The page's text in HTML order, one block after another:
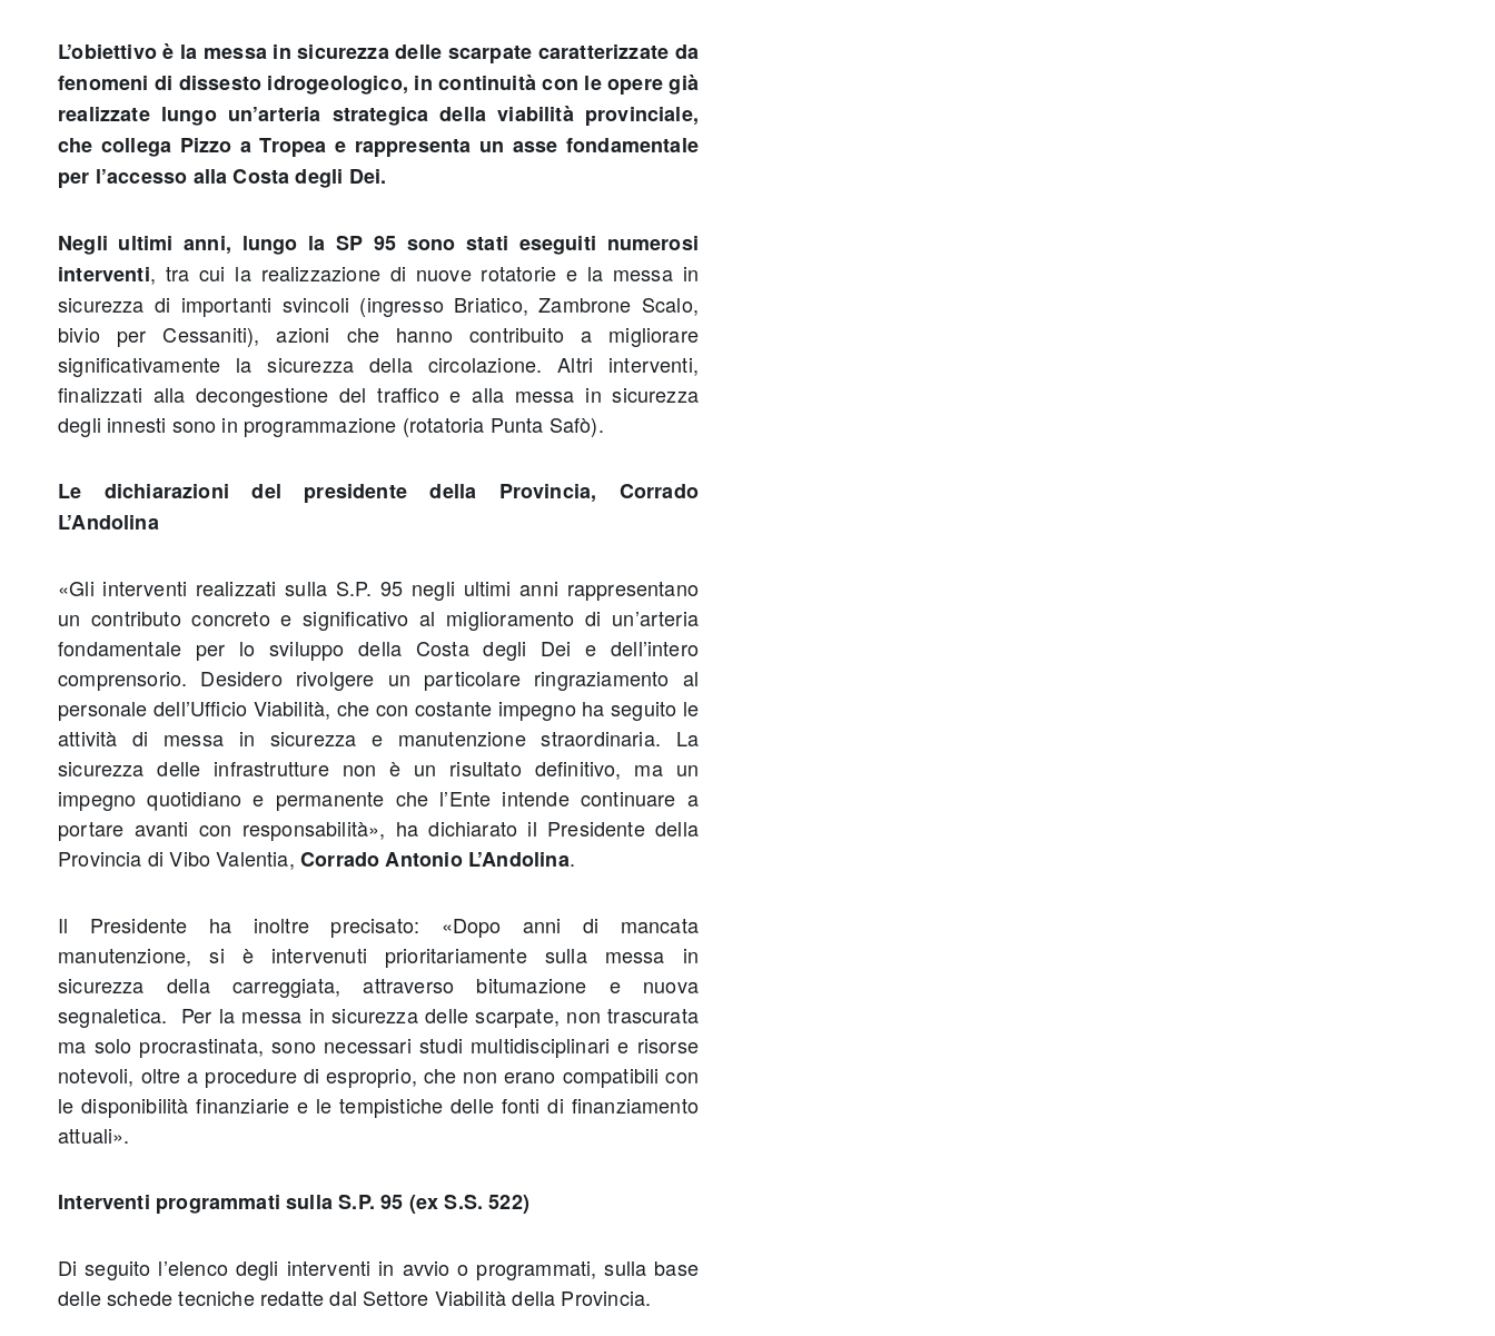
L’obiettivo è la messa in sicurezza delle scarpate caratterizzate da
fenomeni di dissesto idrogeologico, in continuità con le opere già
realizzate lungo un’arteria strategica della viabilità provinciale,
che collega Pizzo a Tropea e rappresenta un asse fondamentale
per l’accesso alla Costa degli Dei.
Negli ultimi anni, lungo la SP 95 sono stati eseguiti numerosi
interventi, tra cui la realizzazione di nuove rotatorie e la messa in
sicurezza di importanti svincoli (ingresso Briatico, Zambrone Scalo,
bivio per Cessaniti), azioni che hanno contribuito a migliorare
significativamente la sicurezza della circolazione. Altri interventi,
finalizzati alla decongestione del traffico e alla messa in sicurezza
degli innesti sono in programmazione (rotatoria Punta Safò).
Le dichiarazioni del presidente della Provincia, Corrado
L’Andolina
«Gli interventi realizzati sulla S.P. 95 negli ultimi anni rappresentano
un contributo concreto e significativo al miglioramento di un’arteria
fondamentale per lo sviluppo della Costa degli Dei e dell’intero
comprensorio. Desidero rivolgere un particolare ringraziamento al
personale dell’Ufficio Viabilità, che con costante impegno ha seguito le
attività di messa in sicurezza e manutenzione straordinaria. La
sicurezza delle infrastrutture non è un risultato definitivo, ma un
impegno quotidiano e permanente che l’Ente intende continuare a
portare avanti con responsabilità», ha dichiarato il Presidente della
Provincia di Vibo Valentia,Corrado Antonio L’Andolina.
Il Presidente ha inoltre precisato: «Dopo anni di mancata
manutenzione, si è intervenuti prioritariamente sulla messa in
sicurezza della carreggiata, attraverso bitumazione e nuova
segnaletica. Per la messa in sicurezza delle scarpate, non trascurata
ma solo procrastinata, sono necessari studi multidisciplinari e risorse
notevoli, oltre a procedure di esproprio, che non erano compatibili con
le disponibilità finanziarie e le tempistiche delle fonti di finanziamento
attuali».
Interventi programmati sulla S.P. 95 (ex S.S. 522)
Di seguito l’elenco degli interventi in avvio o programmati, sulla base
delle schede tecniche redatte dal Settore Viabilità della Provincia.